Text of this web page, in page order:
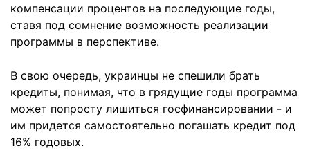
компенсации процентов на последующие годы,
ставя под сомнение возможность реализации
программы в перспективе.
В свою очередь, украинцы не спешили брать
кредиты, понимая, что в грядущие годы программа
может попросту лишиться госфинансировании - и
им придется самостоятельно погашать кредит под
16% годовых.